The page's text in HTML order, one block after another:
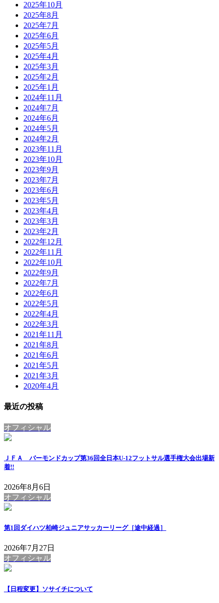
2025年10月
2025年8月
2025年7月
2025年6月
2025年5月
2025年4月
2025年3月
2025年2月
2025年1月
2024年11月
2024年7月
2024年6月
2024年5月
2024年2月
2023年11月
2023年10月
2023年9月
2023年7月
2023年6月
2023年5月
2023年4月
2023年3月
2023年2月
2022年12月
2022年11月
2022年10月
2022年9月
2022年7月
2022年6月
2022年5月
2022年4月
2022年3月
2021年11月
2021年8月
2021年6月
2021年5月
2021年3月
2020年4月
最近の投稿
オフィシャル
ＪＦＡ バーモンドカップ第36回全日本U-12フットサル選手権大会出場新
着!!
2026年8月6日
オフィシャル
第1回ダイハツ柏崎ジュニアサッカーリーグ［途中経過］
2026年7月27日
オフィシャル
【日程変更】ソサイチについて